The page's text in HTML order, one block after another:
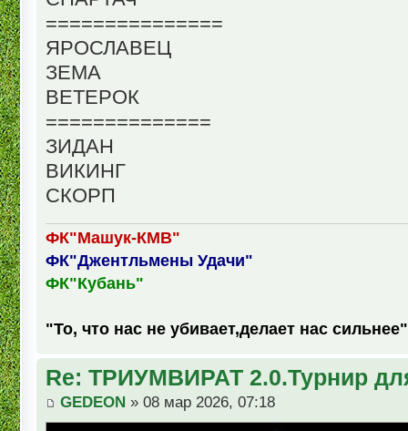
===============
ЯРОСЛАВЕЦ
ЗЕМА
ВЕТЕРОК
==============
ЗИДАН
ВИКИНГ
СКОРП
ФК"Машук-КМВ"
ФК"Джентльмены Удачи"
ФК"Кубань"
"То, что нас не убивает,делает нас сильнее"
Re: ТРИУМВИРАТ 2.0.Турнир
GEDEON » 08 мар 2026, 07:18